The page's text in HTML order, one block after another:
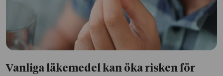
Vanliga läkemedel kan öka risken för